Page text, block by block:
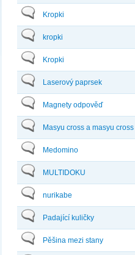
Kropki
kropki
Kropki
Laserový paprsek
Magnety odpověď
Masyu cross a masyu cross
Medomino
MULTIDOKU
nurikabe
Padající kuličky
Pěšina mezi stany